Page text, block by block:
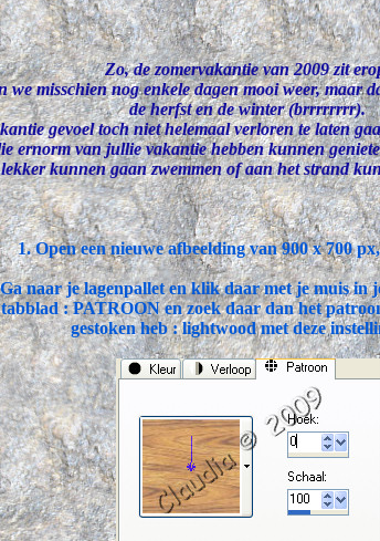
Zo, de zomervakantie van 2009 zit
we misschien nog enkele dagen mooi weer, maar
de herfst en de winter (brrrrrrrr).
gevoel toch niet helemaal verloren te laten
ernorm van jullie vakantie hebben kunnen
kunnen gaan zwemmen of aan het strand
1. Open een nieuwe afbeelding van 900 x 700
naar je lagenpallet en klik daar met je muis in
: PATROON en zoek daar dan het
gestoken heb : lightwood met deze